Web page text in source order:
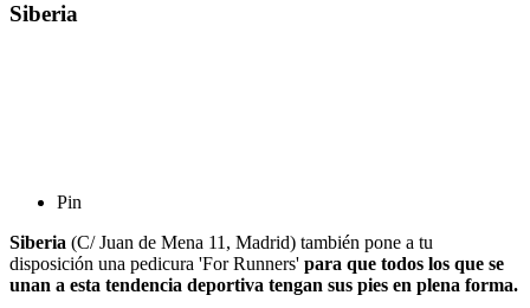
Siberia
Pin
Siberia (C/ Juan de Mena 11, Madrid) también pone a tu
disposición una pedicura 'For Runners' para que todos los que se
unan a esta tendencia deportiva tengan sus pies en plena forma.